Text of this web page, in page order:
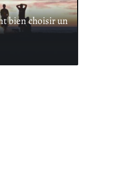
bien choisir un